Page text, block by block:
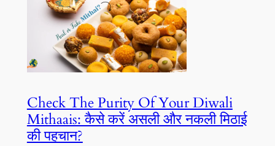
Check The Purity Of Your Diwali
Mithaais: कैसे करें असली और नकली मिठाई
की पहचान?